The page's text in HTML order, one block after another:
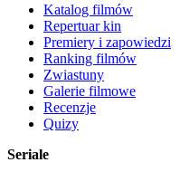
Katalog filmów
Repertuar kin
Premiery i zapowiedzi
Ranking filmów
Zwiastuny
Galerie filmowe
Recenzje
Quizy
Seriale